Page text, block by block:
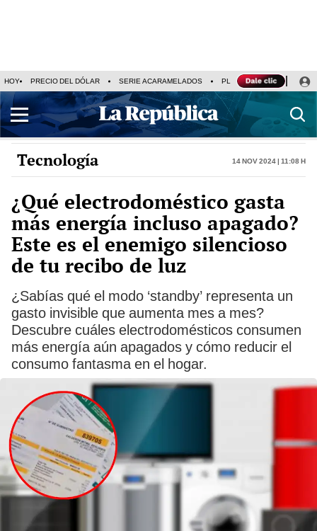
HOY PRECIO DEL DÓLAR SERIE ACARAMELADOS PLAZA VEA
Tecnología 14 Nov 2024 | 11:08 h
¿Qué electrodoméstico gasta
más energía incluso apagado?
Este es el enemigo silencioso
de tu recibo de luz
¿Sabías qué el modo ‘standby’ representa un
gasto invisible que aumenta mes a mes?
Descubre cuáles electrodomésticos consumen
más energía aún apagados y cómo reducir el
consumo fantasma en el hogar.